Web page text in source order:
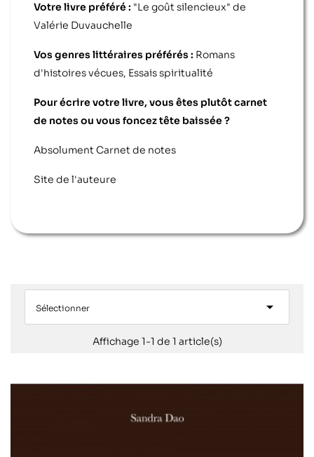
Votre livre préféré : "Le goût silencieux" de
Valérie Duvauchelle
Vos genres littéraires préférés : Romans
d'histoires vécues, Essais spiritualité
Pour écrire votre livre, vous êtes plutôt carnet
de notes ou vous foncez tête baissée ?
Absolument Carnet de notes
Site de l'auteure
Sélectionner 
Affichage 1-1 de 1 article(s)